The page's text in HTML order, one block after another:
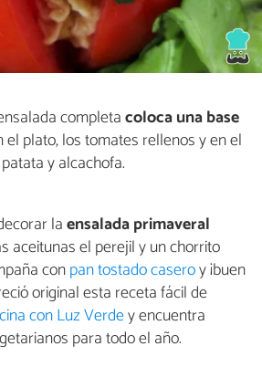
completacoloca una base
el plato, los tomates rellenos y en el
y alcachofa.
laensalada primaveral
aceitunas el perejil y un chorrito
conpan tostado caseroy ¡buen
original esta receta fácil de
con Luz Verdey encuentra
para todo el año.